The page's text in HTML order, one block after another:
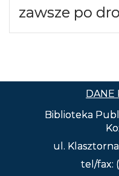
zawsze po
DANE
Biblioteka
ul.
tel/fax: